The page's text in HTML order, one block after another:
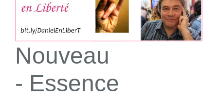
Nouveau
- Essence